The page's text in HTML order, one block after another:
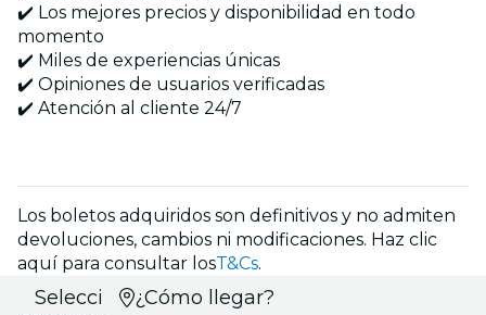
✔️ Los mejores precios y disponibilidad en todo
momento
✔️ Miles de experiencias únicas
✔️ Opiniones de usuarios verificadas
✔️ Atención al cliente 24/7
Los boletos adquiridos son definitivos y no admiten
devoluciones, cambios ni modificaciones. Haz clic
aquí para consultar losT&Cs.
Selecciona¿Cómo llegar?